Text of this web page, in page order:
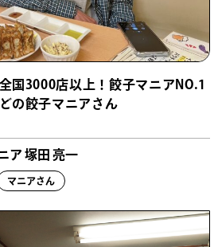
国3000店以上！餃子マニアNO.1
の餃子マニアさん
ア 塚田 亮一
マニアさん